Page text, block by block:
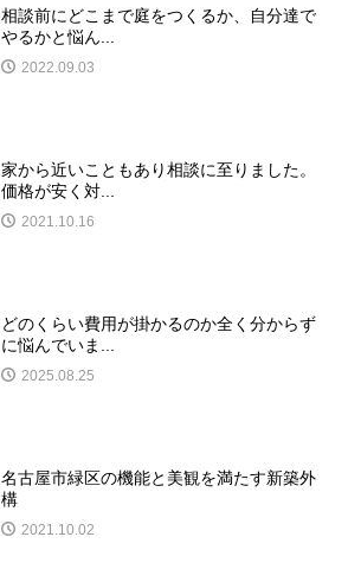
相談前にどこまで庭をつくるか、自分達で
やるかと悩ん...
2022.09.03
家から近いこともあり相談に至りました。
価格が安く対...
2021.10.16
どのくらい費用が掛かるのか全く分からず
に悩んでいま...
2025.08.25
名古屋市緑区の機能と美観を満たす新築外
構
2021.10.02